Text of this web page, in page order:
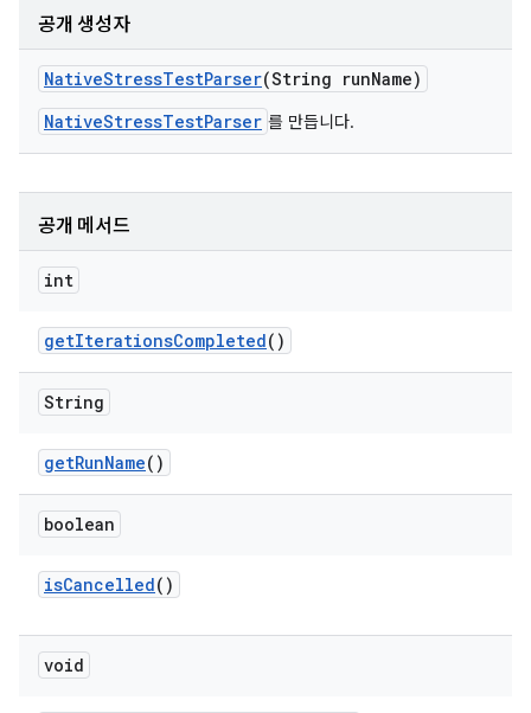
공개 생성자
NativeStressTestParser(String runName)
NativeStressTestParser 를 만듭니다.
공개 메서드
int
getIterationsCompleted()
String
getRunName()
boolean
isCancelled()
void